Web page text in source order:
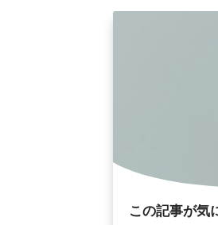
この記事が気